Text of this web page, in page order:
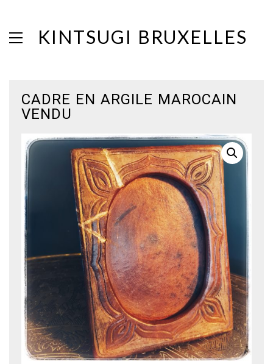
KINTSUGI BRUXELLES
CADRE EN ARGILE MAROCAIN
VENDU